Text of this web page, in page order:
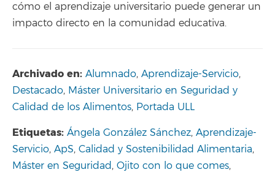
cómo el aprendizaje universitario puede generar un
impacto directo en la comunidad educativa.
Archivado en: Alumnado, Aprendizaje-Servicio,
Destacado, Máster Universitario en Seguridad y
Calidad de los Alimentos, Portada ULL
Etiquetas: Ángela González Sánchez, Aprendizaje-
Servicio, ApS, Calidad y Sostenibilidad Alimentaria,
Máster en Seguridad , Ojito con lo que comes,